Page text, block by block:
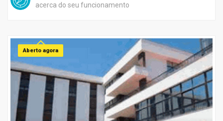
acerca do seu funcionamento
Aberto agora